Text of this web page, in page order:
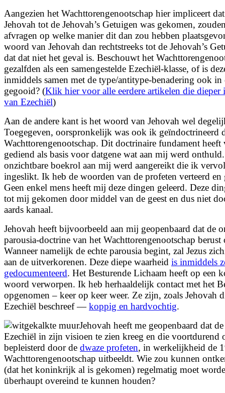
Aangezien het Wachttorengenootschap hier impliceert
Jehovah tot de Jehovah’s Getuigen was gekomen,
afvragen op welke manier dit dan zou hebben
woord van Jehovah dan rechtstreeks tot de Jehovah’s
dat dat niet het geval is. Beschouwt het
gezalfden als een samengestelde Ezechiël-klasse, of is
inmiddels samen met de type/antitype-benadering ook
gegooid? (Klik hier voor alle eerdere artikelen die dieper
van Ezechiël)
Aan de andere kant is het woord van Jehovah wel
Toegegeven, oorspronkelijk was ook ik geïndoctrineerd
Wachttorengenootschap. Dit doctrinaire fundament
gediend als basis voor datgene wat aan mij werd
onzichtbare boekrol aan mij werd aangereikt die ik
ingeslikt. Ik heb de woorden van de profeten verteerd en
Geen enkel mens heeft mij deze dingen geleerd. Deze
tot mij gekomen door middel van de geest en dus niet
aards kanaal.
Jehovah heeft bijvoorbeeld aan mij geopenbaard dat de
parousia-doctrine van het Wachttorengenootschap
Wanneer namelijk de echte parousia begint, zal Jezus
aan de uitverkorenen. Deze diepe waarheid is inmiddels
gedocumenteerd. Het Besturende Lichaam heeft op een
woord verworpen. Ik heb herhaaldelijk contact met het
opgenomen – keer op keer weer. Ze zijn, zoals Jehovah
Ezechiël beschreef —koppig en hardvochtig.
Jehovah heeft me geopenbaard dat
Ezechiël in zijn visioen te zien kreeg en die voortdurend
bepleisterd door de dwaze profeten, in werkelijkheid de
Wachttorengenootschap uitbeeldt. Wie zou kunnen
(dat het koninkrijk al is gekomen) regelmatig moet
überhaupt overeind te kunnen houden?